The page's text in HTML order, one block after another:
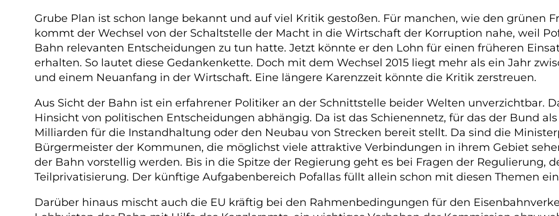
Grube Plan ist schon lange bekannt und auf viel Kritik gestoßen. Für manchen, wie den grünen
kommt der Wechsel von der Schaltstelle der Macht in die Wirtschaft der Korruption nahe, weil
Bahn relevanten Entscheidungen zu tun hatte. Jetzt könnte er den Lohn für einen früheren
erhalten. So lautet diese Gedankenkette. Doch mit dem Wechsel 2015 liegt mehr als ein Jahr
und einem Neuanfang in der Wirtschaft. Eine längere Karenzzeit könnte die Kritik zerstreuen.
Aus Sicht der Bahn ist ein erfahrener Politiker an der Schnittstelle beider Welten unverzichtbar.
Hinsicht von politischen Entscheidungen abhängig. Da ist das Schienennetz, für das der Bund
Milliarden für die Instandhaltung oder den Neubau von Strecken bereit stellt. Da sind die
Bürgermeister der Kommunen, die möglichst viele attraktive Verbindungen in ihrem Gebiet
der Bahn vorstellig werden. Bis in die Spitze der Regierung geht es bei Fragen der Regulierung,
Teilprivatisierung. Der künftige Aufgabenbereich Pofallas füllt allein schon mit diesen Themen
Darüber hinaus mischt auch die EU kräftig bei den Rahmenbedingungen für den